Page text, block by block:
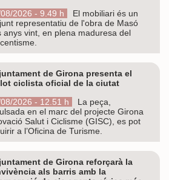
2026 - 9.49 h
El mobiliari és un
representatiu de l'obra de Masó
anys vint, en plena maduresa del
de Girona presenta el
ciclista oficial de la ciutat
2026 - 12.51 h
La peça,
en el marc del projecte Girona
Salut i Ciclisme (GISC), es pot
a l’Oficina de Turisme.
de Girona reforçarà la
als barris amb la